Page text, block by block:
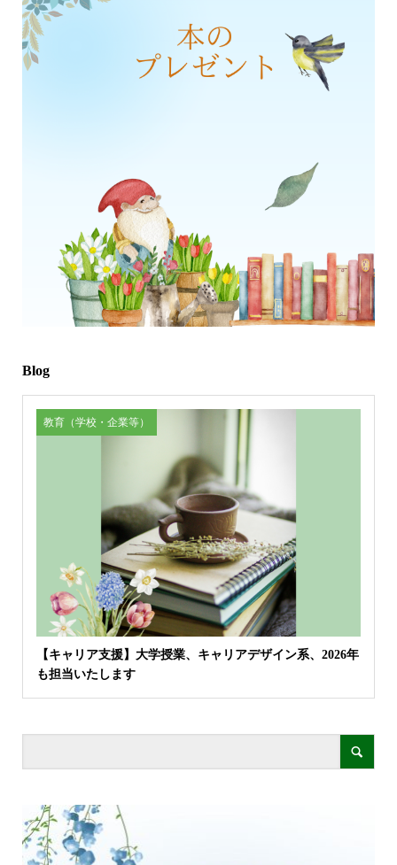
Blog
教育（学校・企業等）
【キャリア支援】大学授業、キャリアデザイン系、2026年
も担当いたします